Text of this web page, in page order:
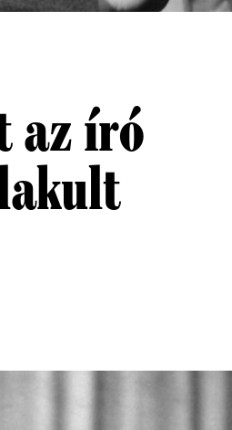
az író